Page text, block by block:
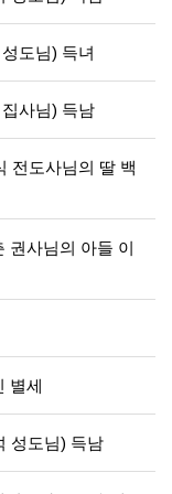
도님) 득녀
사님) 득남
전도사님의 딸 백
권사님의 아들 이
별세
성도님) 득남